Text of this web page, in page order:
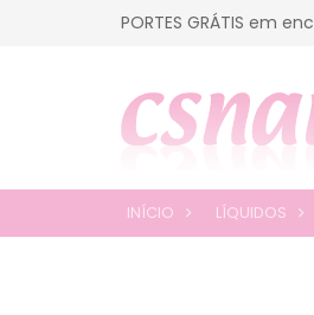
PORTES GRÁTIS em
INÍCIO LÍQUIDOS